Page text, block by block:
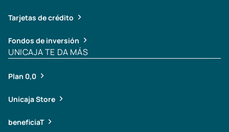
Tarjetas de crédito
Fondos de inversión
UNICAJA TE DA MÁS
Plan 0,0
Unicaja Store
beneficiaT